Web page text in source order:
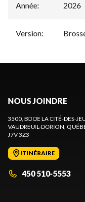
Année: 2026
Version:
NOUS JOINDRE
3500, BD DE LA CITÉ-DES-
VAUDREUIL-DORION,
J7V 3Z3
ITINÉRAIRE
450 510-5553